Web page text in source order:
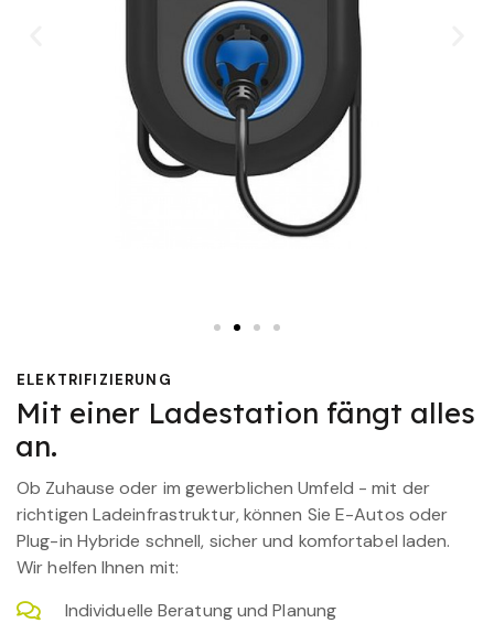
ELEKTRIFIZIERUNG
Mit einer Ladestation fängt alles
an.
Ob Zuhause oder im gewerblichen Umfeld - mit der
richtigen Ladeinfrastruktur, können Sie E-Autos oder
Plug-in Hybride schnell, sicher und komfortabel laden.
Wir helfen Ihnen mit:
Individuelle Beratung und Planung